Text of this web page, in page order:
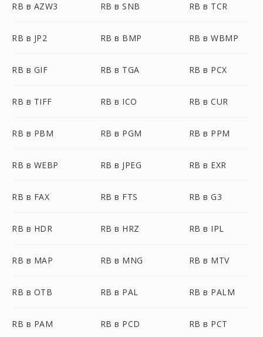
RB в AZW3 RB в SNB RB в TCR
RB в JP2 RB в BMP RB в WBMP
RB в GIF RB в TGA RB в PCX
RB в TIFF RB в ICO RB в CUR
RB в PBM RB в PGM RB в PPM
RB в WEBP RB в JPEG RB в EXR
RB в FAX RB в FTS RB в G3
RB в HDR RB в HRZ RB в IPL
RB в MAP RB в MNG RB в MTV
RB в OTB RB в PAL RB в PALM
RB в PAM RB в PCD RB в PCT